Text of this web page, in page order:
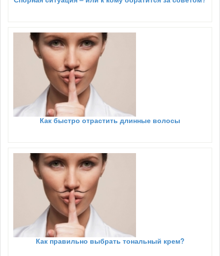
Как быстро отрастить длинные волосы
Как правильно выбрать тональный крем?